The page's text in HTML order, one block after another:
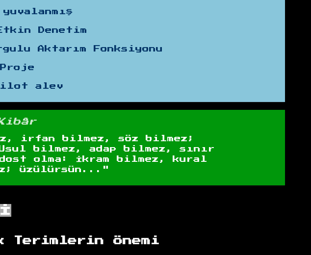
Denetim
Aktarım Fonksiyonu
Proje
alev
irfan bilmez, söz bilmez;
bilmez, adap bilmez, sınır
olma: İkram bilmez, kural
üzülürsün..."
Terimlerin Önemi